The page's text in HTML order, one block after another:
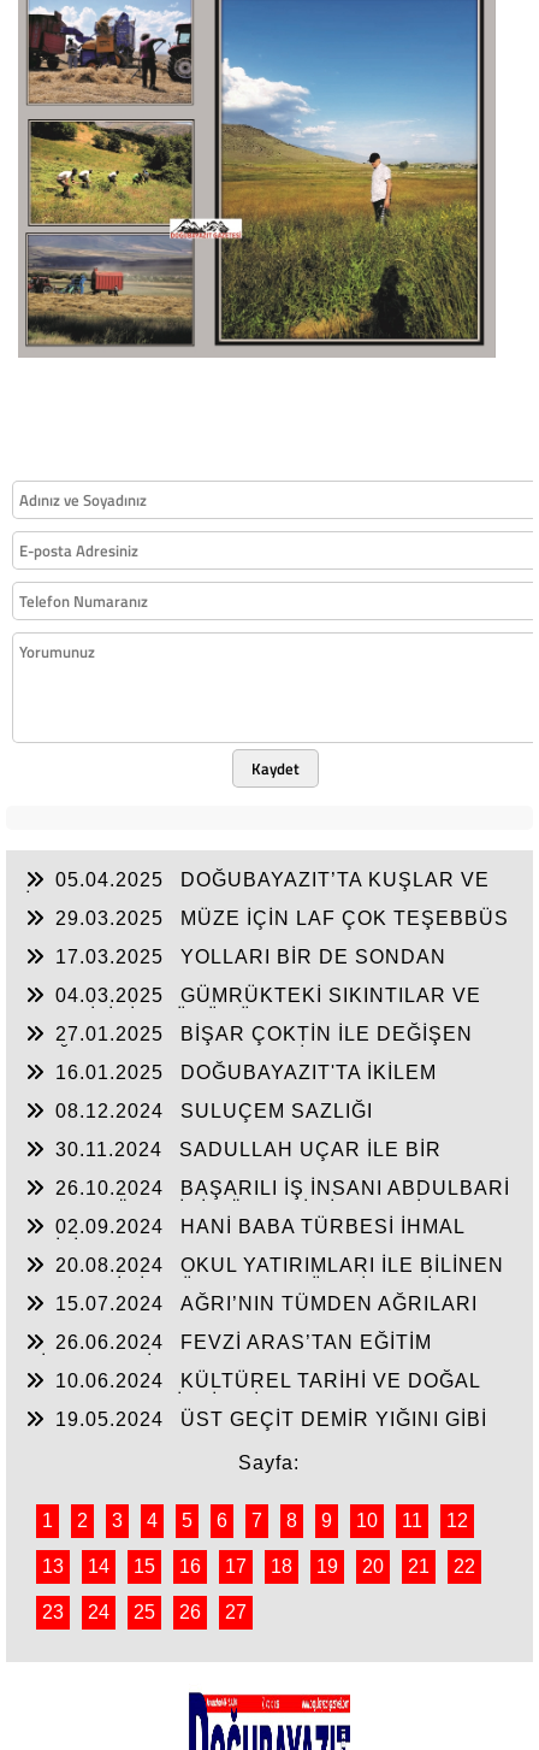
Kaydet
05.04.2025
DOĞUBAYAZIT’TA KUŞLAR VE
29.03.2025
MÜZE İÇİN LAF ÇOK TEŞEBBÜS
17.03.2025
YOLLARI BİR DE SONDAN
04.03.2025
GÜMRÜKTEKİ SIKINTILAR VE
27.01.2025
BİŞAR ÇOKTİN İLE DEĞİŞEN
16.01.2025
DOĞUBAYAZIT'TA İKİLEM
08.12.2024
SULUÇEM SAZLIĞI
30.11.2024
SADULLAH UÇAR İLE BİR
26.10.2024
BAŞARILI İŞ İNSANI ABDULBARİ
02.09.2024
HANİ BABA TÜRBESİ İHMAL
20.08.2024
OKUL YATIRIMLARI İLE BİLİNEN
YASUBUĞA İLE PORTRE…
15.07.2024
AĞRI’NIN TÜMDEN AĞRILARI
26.06.2024
FEVZİ ARAS’TAN EĞİTİM
10.06.2024
KÜLTÜREL TARİHİ VE DOĞAL
19.05.2024
ÜST GEÇİT DEMİR YIĞINI GİBİ
Sayfa:
1 2 3 4 5 6 7 8 9 10 11 12
13 14 15 16 17 18 19 20 21 22
23 24 25 26 27